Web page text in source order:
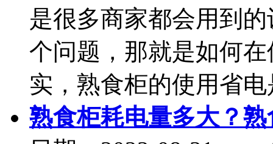
是很多商家都会用到
个问题，那就是如何
实，熟食柜的使用省
熟食柜耗电量多大？熟